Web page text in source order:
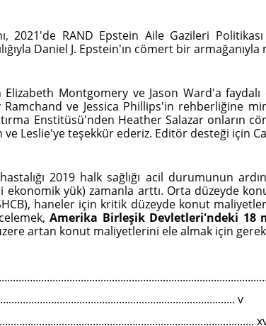
2021'de RAND Epstein Aile Gazileri
Daniel J. Epstein'ın cömert bir
Montgomery ve Jason Ward'a
Ramchand ve Jessica Phillips'in rehberliğine
Enstitüsü'nden Heather Salazar onların
ve Leslie'ye teşekkür ederiz. Editör desteği için
2019 halk sağlığı acil durumunun
yük) zamanla arttı. Orta düzeyde
haneler için kritik düzeyde konut
Amerika Birleşik Devletleri'ndeki 18
artan konut maliyetlerini ele almak için
v